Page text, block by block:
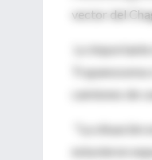
vector del
Lo
camiones de
"La situación
estuvieron